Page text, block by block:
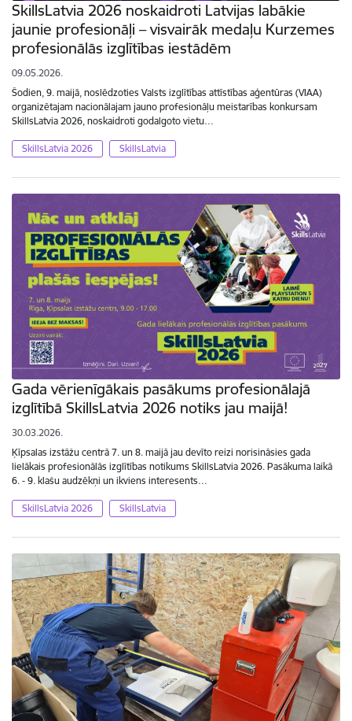
SkillsLatvia 2026 noskaidroti Latvijas labākie
jaunie profesionāļi – visvairāk medaļu Kurzemes
profesionālās izglītības iestādēm
09.05.2026.
Šodien, 9. maijā, noslēdzoties Valsts izglītības attīstības aģentūras (VIAA)
organizētajam nacionālajam jauno profesionāļu meistarības konkursam
SkillsLatvia 2026, noskaidroti godalgoto vietu…
SkillsLatvia 2026 SkillsLatvia
Gada vērienīgākais pasākums profesionālajā
izglītībā SkillsLatvia 2026 notiks jau maijā!
30.03.2026.
Ķīpsalas izstāžu centrā 7. un 8. maijā jau devīto reizi norisināsies gada
lielākais profesionālās izglītības notikums SkillsLatvia 2026. Pasākuma laikā
6. - 9. klašu audzēkņi un ikviens interesents…
SkillsLatvia 2026 SkillsLatvia